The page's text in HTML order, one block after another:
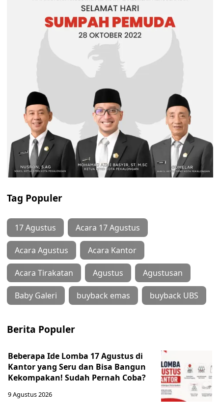
Tag Populer
17 Agustus Acara 17 Agustus
Acara Agustus Acara Kantor
Acara Tirakatan Agustus Agustusan
Baby Galeri buyback emas buyback UBS
Berita Populer
Beberapa Ide Lomba 17 Agustus di
Kantor yang Seru dan Bisa Bangun
Kekompakan! Sudah Pernah Coba?
9 Agustus 2026